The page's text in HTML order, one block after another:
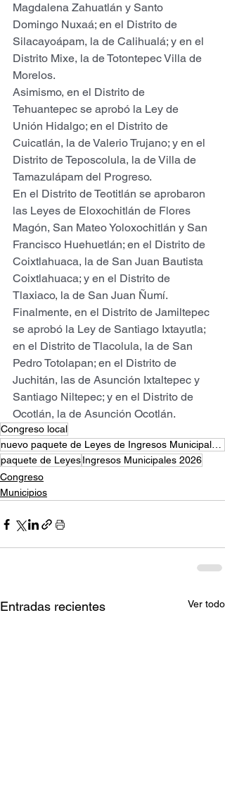
Magdalena Zahuatlán y Santo
Domingo Nuxaá; en el Distrito de
Silacayoápam, la de Calihualá; y en el
Distrito Mixe, la de Totontepec Villa de
Morelos.
Asimismo, en el Distrito de
Tehuantepec se aprobó la Ley de
Unión Hidalgo; en el Distrito de
Cuicatlán, la de Valerio Trujano; y en el
Distrito de Teposcolula, la de Villa de
Tamazulápam del Progreso.
En el Distrito de Teotitlán se aprobaron
las Leyes de Eloxochitlán de Flores
Magón, San Mateo Yoloxochitlán y San
Francisco Huehuetlán; en el Distrito de
Coixtlahuaca, la de San Juan Bautista
Coixtlahuaca; y en el Distrito de
Tlaxiaco, la de San Juan Ñumí.
Finalmente, en el Distrito de Jamiltepec
se aprobó la Ley de Santiago Ixtayutla;
en el Distrito de Tlacolula, la de San
Pedro Totolapan; en el Distrito de
Juchitán, las de Asunción Ixtaltepec y
Santiago Niltepec; y en el Distrito de
Ocotlán, la de Asunción Ocotlán.
Congreso local
paquete de LeyesIngresos Municipales 2026
Congreso
Municipios
Entradas recientes Ver todo